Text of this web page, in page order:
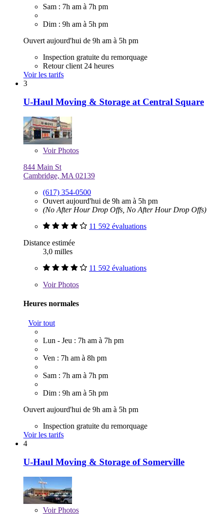
Sam : 7h am à 7h pm
Dim : 9h am à 5h pm
Ouvert aujourd'hui de 9h am à 5h pm
Inspection gratuite du remorquage
Retour client 24 heures
Voir les tarifs
3
U-Haul Moving & Storage at Central Square
VoirPhotos
844 Main St
Cambridge, MA 02139
(617) 354-0500
Ouvert aujourd'hui de 9h am à 5h pm
(No After Hour Drop Offs, No After Hour Drop Offs)
11 592 évaluations
Distance estimée
3,0 milles
11 592 évaluations
VoirPhotos
Heures normales
Voir tout
Lun - Jeu : 7h am à 7h pm
Ven : 7h am à 8h pm
Sam : 7h am à 7h pm
Dim : 9h am à 5h pm
Ouvert aujourd'hui de 9h am à 5h pm
Inspection gratuite du remorquage
Voir les tarifs
4
U-Haul Moving & Storage of Somerville
VoirPhotos